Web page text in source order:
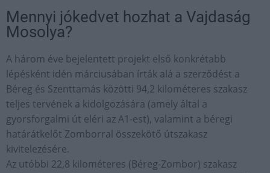
Mennyi jókedvet hozhat a Vajdaság
Mosolya?
A három éve bejelentett projekt első konkrétabb
lépésként idén márciusában írták alá a szerződést a
Béreg és Szenttamás közötti 94,2 kilométeres szakasz
teljes tervének a kidolgozására (amely által a
gyorsforgalmi út eléri az A1-est), valamint a béregi
határátkelőt Zomborral összekötő útszakasz
kivitelezésére.
Az utóbbi 22,8 kilométeres (Béreg-Zombor) szakasz